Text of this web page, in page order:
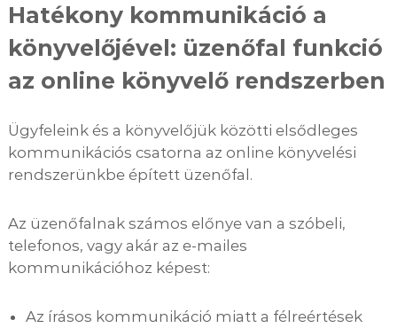
Hatékony kommunikáció a
könyvelőjével: üzenőfal funkció
az online könyvelő rendszerben
Ügyfeleink és a könyvelőjük közötti elsődleges
kommunikációs csatorna az online könyvelési
rendszerünkbe épített üzenőfal.
Az üzenőfalnak számos előnye van a szóbeli,
telefonos, vagy akár az e-mailes
kommunikációhoz képest:
Az írásos kommunikáció miatt a félreértések